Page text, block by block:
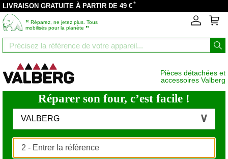
LIVRAISON GRATUITE À PARTIR DE 49 €*
‟ Réparez, ne jetez plus. Tous
mobilisés pour la planète ”
Pièces détachées et
accessoires Valberg
Réparer son four, c’est facile !
VALBERG